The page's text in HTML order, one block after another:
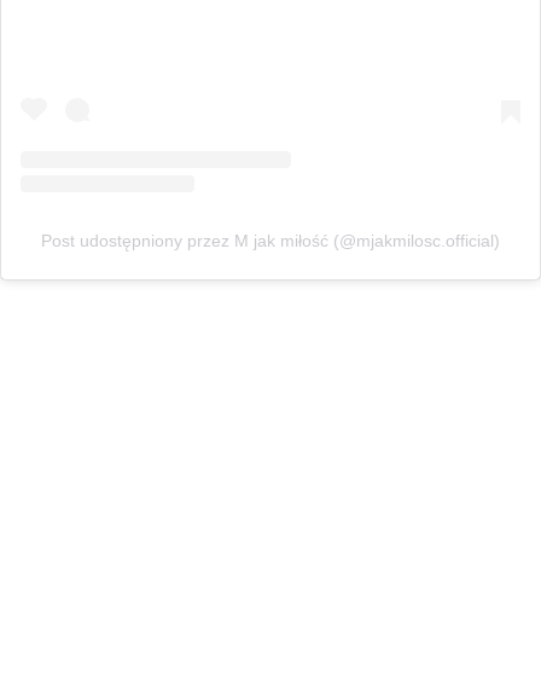
Post udostępniony przez M jak miłość (@mjakmilosc.official)